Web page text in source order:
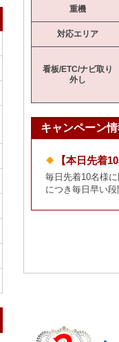
重機
対応エリア
看板/ETC/ナビ取り
外し
キャンペーン
【本日先着
毎日先着10名様
につき毎日早い